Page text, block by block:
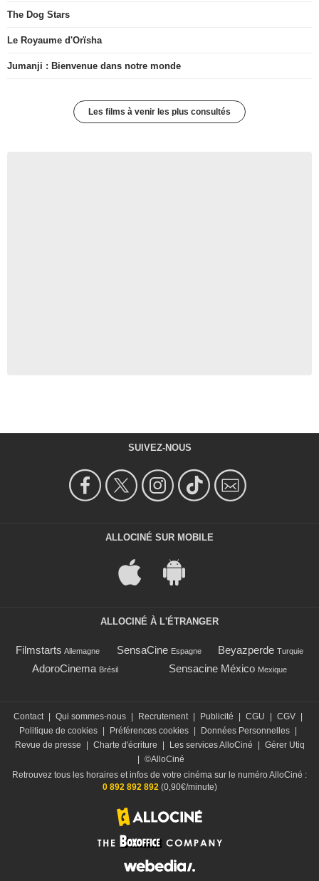
The Dog Stars
Le Royaume d'Orïsha
Jumanji : Bienvenue dans notre monde
Les films à venir les plus consultés
SUIVEZ-NOUS
ALLOCINÉ SUR MOBILE
ALLOCINÉ À L'ÉTRANGER
Filmstarts Allemagne SensaCine Espagne Beyazperde Turquie
AdoroCinema Brésil Sensacine México Mexique
Contact | Qui sommes-nous | Recrutement | Publicité | CGU | CGV |
Politique de cookies | Préférences cookies | Données Personnelles |
Revue de presse
| Charte d'écriture | Les services AlloCiné | Gérer Utiq
| ©AlloCiné
Retrouvez tous les horaires et infos de votre cinéma sur le numéro AlloCiné :
0 892 892 892(0,90€/minute)